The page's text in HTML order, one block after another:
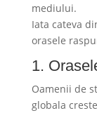
mediului.
Iata cateva
orasele
1.
Oamenii de
globala